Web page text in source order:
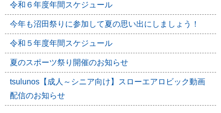
令和６年度年間スケジュール
今年も沼田祭りに参加して夏の思い出にしましょう！
令和５年度年間スケジュール
夏のスポーツ祭り開催のお知らせ
tsulunos【成人～シニア向け】スローエアロビック動画
配信のお知らせ